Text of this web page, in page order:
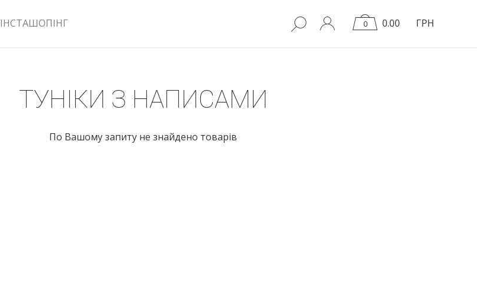
ІНСТАШОПІНГ 0 0.00 ГРН
ТУНІКИ З НАПИСАМИ
По Вашому запиту не знайдено товарів